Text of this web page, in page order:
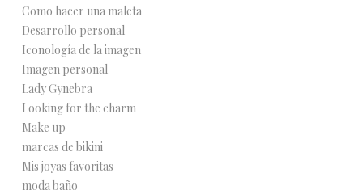
Como hacer una maleta
Desarrollo personal
Iconología de la imagen
Imagen personal
Lady Gynebra
Looking for the charm
Make up
marcas de bikini
Mis joyas favoritas
moda baño